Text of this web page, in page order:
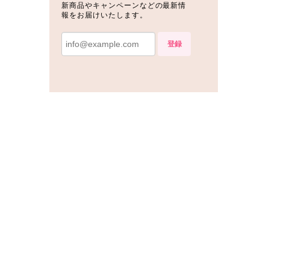
新商品やキャンペーンなどの最新情
報をお届けいたします。
登録